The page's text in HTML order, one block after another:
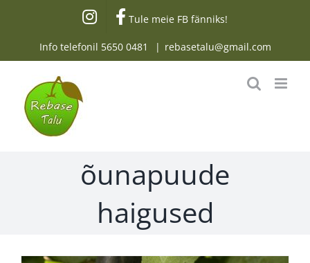
Tule meie FB fänniks!
Info telefonil 5650 0481 | rebasetalu@gmail.com
õunapuude
haigused